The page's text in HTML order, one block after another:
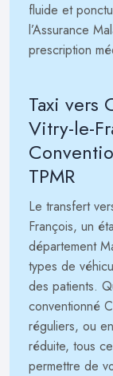
fluide et
l’Assurance
prescription
Taxi vers
Vitry-le-
TPMR
Le transfert
François, un
département
types de
des patients.
conventionné
réguliers, ou
réduite, tous
permettre de